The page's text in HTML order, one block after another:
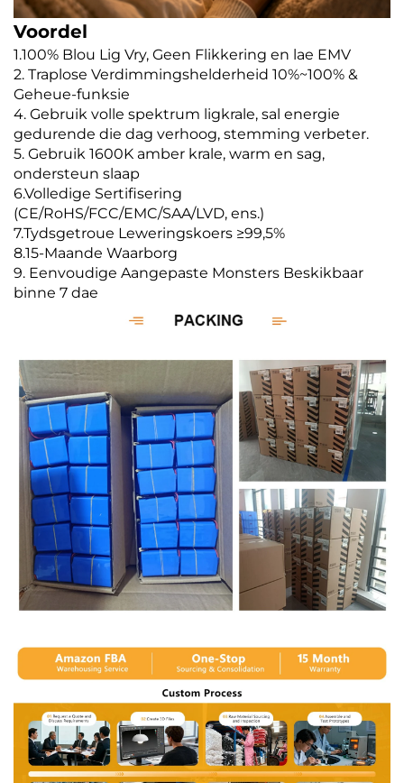
Voordel
1.100% Blou Lig Vry, Geen Flikkering en lae EMV
2. Traplose Verdimmingshelderheid 10%~100% &
Geheue-funksie
4. Gebruik volle spektrum ligkrale, sal energie
gedurende die dag verhoog, stemming verbeter.
5. Gebruik 1600K amber krale, warm en sag,
ondersteun slaap
6.Volledige Sertifisering
(CE/RoHS/FCC/EMC/SAA/LVD, ens.)
7.Tydsgetroue Leweringskoers ≥99,5%
8.15-Maande Waarborg
9. Eenvoudige Aangepaste Monsters Beskikbaar
binne 7 dae